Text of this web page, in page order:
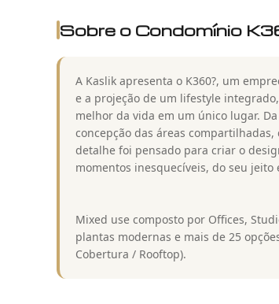
Sobre o Condomínio
A Kaslik apresenta o K360?, um
e a projeção de um lifestyle
melhor da vida em um único lugar.
concepção das áreas
detalhe foi pensado para criar o
momentos inesquecíveis, do seu jeito
Mixed use composto por Offices,
plantas modernas e mais de 25
Cobertura / Rooftop).